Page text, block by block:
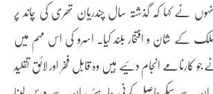
نے کہا کہ گذشتہ سال چندریان تھری کی چاند پر
کے شان و افتخار بلند کیا۔ اسرو کی اس مہم میں
انجام دئیے ہیں وہ قابل فخر اور لائق تقلید